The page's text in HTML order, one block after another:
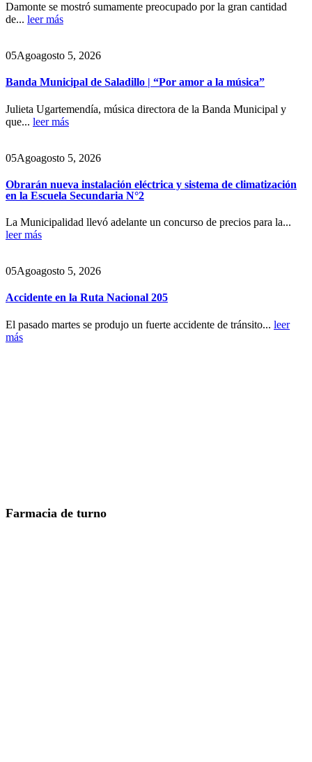
Damonte se mostró sumamente preocupado por la gran cantidad
de... leer más
05Agoagosto 5, 2026
Banda Municipal de Saladillo | “Por amor a la música”
Julieta Ugartemendía, música directora de la Banda Municipal y
que... leer más
05Agoagosto 5, 2026
Obrarán nueva instalación eléctrica y sistema de climatización
en la Escuela Secundaria N°2
La Municipalidad llevó adelante un concurso de precios para la...
leer más
05Agoagosto 5, 2026
Accidente en la Ruta Nacional 205
El pasado martes se produjo un fuerte accidente de tránsito... leer
más
Farmacia de turno